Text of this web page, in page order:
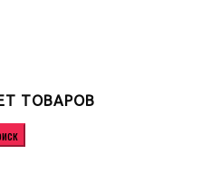
ТОВАРОВ